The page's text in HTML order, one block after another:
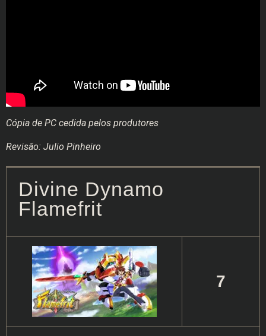
Cópia de PC cedida pelos produtores
Revisão: Julio Pinheiro
Divine Dynamo
Flamefrit
7